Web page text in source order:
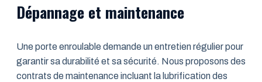
Dépannage et maintenance
Une porte enroulable demande un entretien régulier pour
garantir sa durabilité et sa sécurité. Nous proposons des
contrats de maintenance incluant la lubrification des